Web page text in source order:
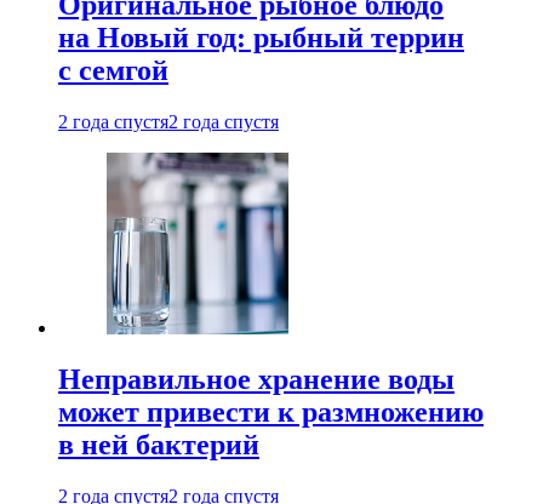
на Новый год: рыбный террин
с семгой
2 года спустя2 года спустя
Неправильное хранение воды
может привести к размножению
в ней бактерий
2 года спустя2 года спустя